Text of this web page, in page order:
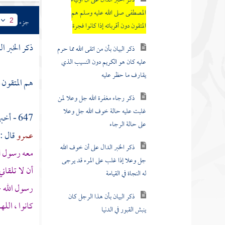
المصطفى صلى الله عليه وسلم هم
المتقون دون أقربائه إذا كانوا فجرة
ذكر البيان بأن من اتقى الله مما حرم
عليه كان هو الكريم دون النسيب الذي
يقارف ما حظر عليه
ذكر رجاء مغفرة الله جل وعلا لمن
غلبت عليه حالة خوف الله جل وعلا
على حالة الرجاء
ذكر الخبر الدال على أن خوف الله
جل وعلا إذا غلب على المرء قد يرجى
له النجاة في القيامة
ذكر البيان بأن هذا الرجل كان
ينبش القبور في الدنيا
جزء 2
ذكر الخبر
هم
647 - أخبرنا
عمرو
معه رسول
أن لا
رسول
كانوا ،